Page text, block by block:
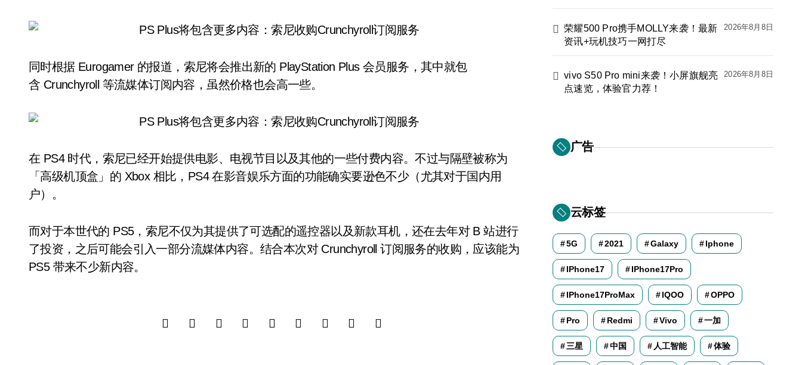
同时根据 Eurogamer 的报道，索尼将会推出新的 PlayStation Plus 会员服务，其中就包
含 Crunchyroll 等流媒体订阅内容，虽然价格也会高一些。
在 PS4 时代，索尼已经开始提供电影、电视节目以及其他的一些付费内容。不过与隔壁被称为
「高级机顶盒」的 Xbox 相比，PS4 在影音娱乐方面的功能确实要逊色不少（尤其对于国内用
户）。
而对于本世代的 PS5，索尼不仅为其提供了可选配的遥控器以及新款耳机，还在去年对 B 站进行
了投资，之后可能会引入一部分流媒体内容。结合本次对 Crunchyroll 订阅服务的收购，应该能为
PS5 带来不少新内容。
荣耀500 Pro携手MOLLY来袭！最新
资讯+玩机技巧一网打尽
2026年8月8日
vivo S50 Pro mini来袭！小屏旗舰亮
点速览，体验官力荐！
2026年8月8日
广告
云标签
5G 2021 Galaxy Iphone
IPhone17 IPhone17Pro
IPhone17ProMax IQOO OPPO
Pro Redmi Vivo 一加
三星 中国 人工智能 体验